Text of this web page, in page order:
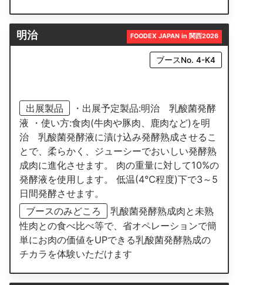
明治 FOODEX JAPAN in 関西2026
ブースNo. 4-K4
出展製品
・出展予定製品:明治 乳酸菌発酵
液 ・使い方:食肉(牛肉や豚肉、鹿肉など)を明
治 乳酸菌発酵液に漬け込み発酵熟成させるこ
とで、柔らかく、ジューシーでおいしい発酵熟
成肉に進化させます。 肉の重量に対して10%の
発酵液を使用します。 低温(4℃程度)下で3～5
日間発酵させます。
ブースのみどころ
乳酸菌発酵熟成肉と未熟
性肉との食べ比べ等で、省オペレーションで簡
単にお肉の価値をUPできる乳酸菌発酵熟成の
チカラを体験いただけます